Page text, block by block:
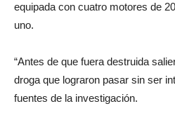
equipada con cuatro motores de
uno.
“Antes de que fuera destruida
droga que lograron pasar sin ser
fuentes de la investigación.